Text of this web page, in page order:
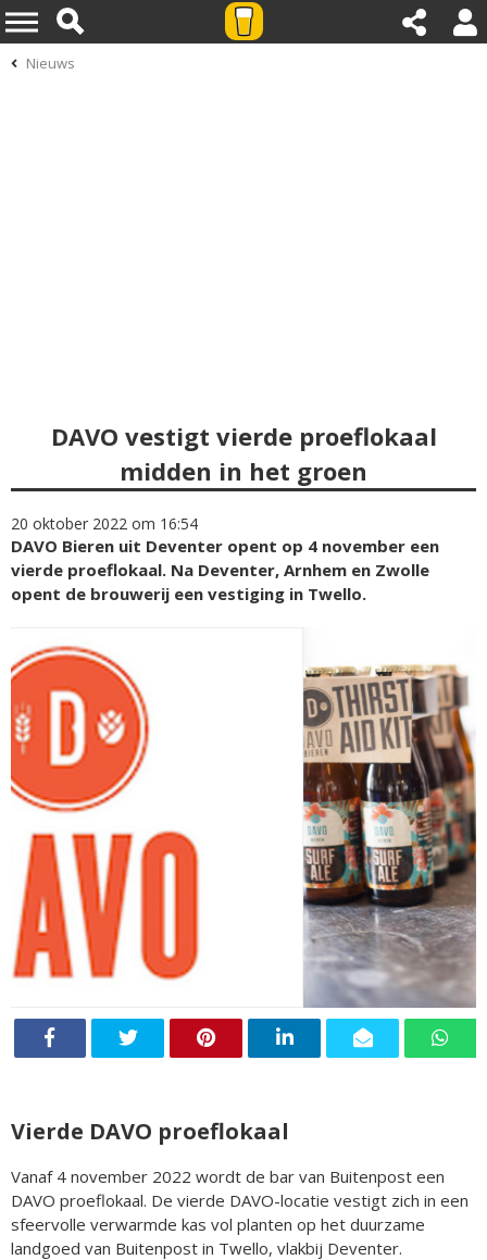
Nieuws
DAVO vestigt vierde proeflokaal
midden in het groen
20 oktober 2022 om 16:54
DAVO Bieren uit Deventer opent op 4 november een
vierde proeflokaal. Na Deventer, Arnhem en Zwolle
opent de brouwerij een vestiging in Twello.
Vierde DAVO proeflokaal
Vanaf 4 november 2022 wordt de bar van Buitenpost een
DAVO proeflokaal. De vierde DAVO-locatie vestigt zich in een
sfeervolle verwarmde kas vol planten op het duurzame
landgoed van Buitenpost in Twello, vlakbij Deventer.